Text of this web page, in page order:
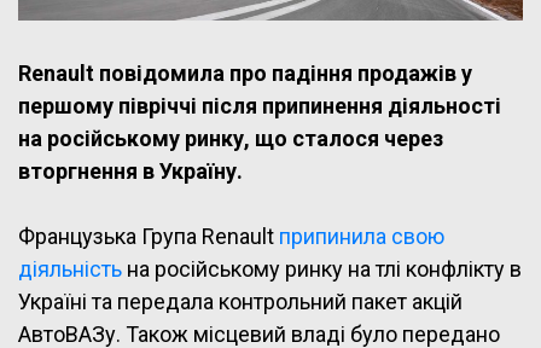
Renault повідомила про падіння продажів у
першому півріччі після припинення діяльності
на російському ринку, що сталося через
вторгнення в Україну.
Французька Група Renault припинила свою
діяльність на російському ринку на тлі конфлікту в
Україні та передала контрольний пакет акцій
АвтоВАЗу. Також місцевий владі було передано